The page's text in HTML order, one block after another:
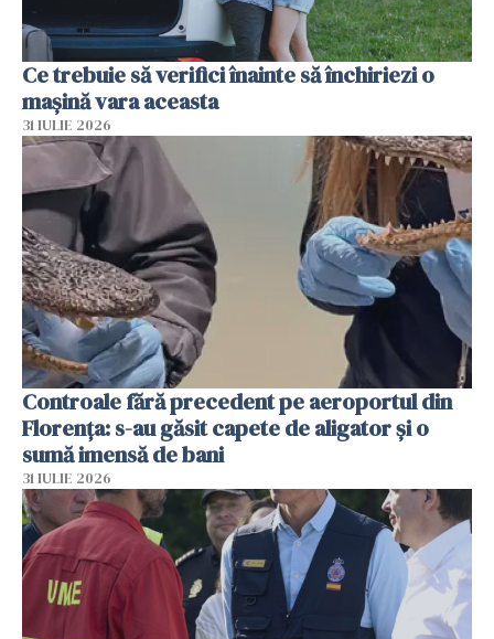
Ce trebuie să verifici înainte să închiriezi o
mașină vara aceasta
31 IULIE 2026
Controale fără precedent pe aeroportul din
Florența: s-au găsit capete de aligator și o
sumă imensă de bani
31 IULIE 2026